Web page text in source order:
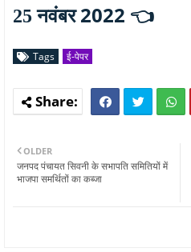
25नवंबर 2022 👈
Tags ई-पेपर
OLDER
जनपद पंचायत सिवनी के सभापति समितियों में
भाजपा समर्थितों का कब्जा